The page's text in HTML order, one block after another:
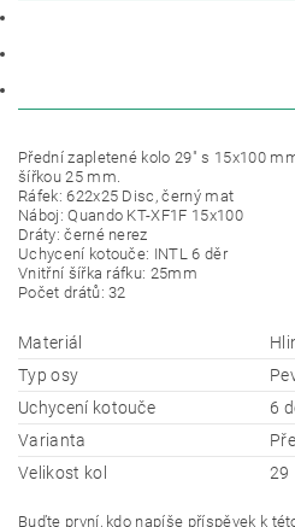
Přední zapletené kolo 29" s 15x100
šířkou 25 mm.
Ráfek: 622x25 Disc, černý mat
Náboj: Quando KT-XF1F 15x100
Dráty: černé nerez
Uchycení kotouče: INTL 6 děr
Vnitřní šířka ráfku: 25mm
Počet drátů: 32
Materiál
Typ osy
Uchycení kotouče
6
Varianta
Velikost kol
29
Buďte první, kdo napíše příspěvek k